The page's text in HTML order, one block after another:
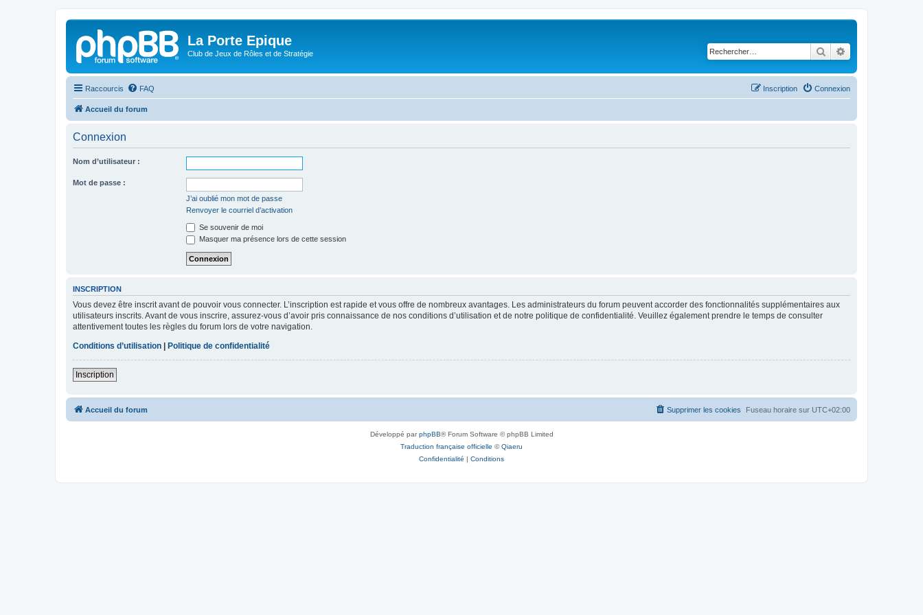
La Porte Epique
Club de Jeux de Rôles et de Stratégie Rechercher
Raccourcis FAQ Connexion
Inscription
Accueil du forum
Connexion
Nom d’utilisateur :
Mot de passe :
J’ai oublié mon mot de passe
Renvoyer le courriel d’activation
Se souvenir de moi
Masquer ma présence lors de cette session
INSCRIPTION
Vous devez être inscrit avant de pouvoir vous connecter. L’inscription est rapide et vous offre de nombreux avantages. Les administrateurs du forum peuvent accorder des fonctionnalités supplémentaires aux
utilisateurs inscrits. Avant de vous inscrire, assurez-vous d’avoir pris connaissance de nos conditions d’utilisation et de notre politique de confidentialité. Veuillez également prendre le temps de consulter
attentivement toutes les règles du forum lors de votre navigation.
Conditions d’utilisation
Politique de confidentialité
Inscription
Accueil du forum Fuseau horaire sur UTC+02:00
Supprimer les cookies
Développé parphpBB® Forum Software © phpBB Limited
Traduction française officielle ©Qiaeru
Confidentialité | Conditions